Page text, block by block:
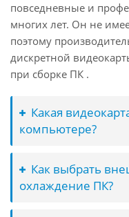
повседневные и
многих лет. Он не
поэтому
дискретной
при сборке ПК .
Какая
компьютере?
Как выбрать
охлаждение ПК?